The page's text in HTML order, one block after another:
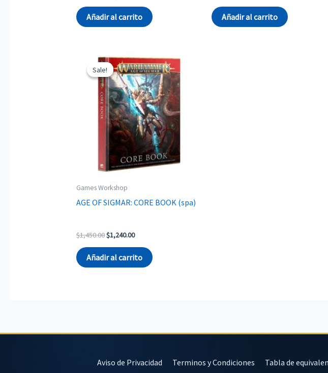
was:
$1,302.00.
is:
$1,260.00.
Añadir al carrito Añadir al carrito
Sale!
Sale!
Games Workshop
AGE OF SIGMAR: CORE BOOK (spa)
$1,450.00Original
was:
$1,450.00.
$1,240.00Current
is:
$1,240.00.
Añadir al carrito
Aviso de Privacidad Terminos y Condiciones Tabla de